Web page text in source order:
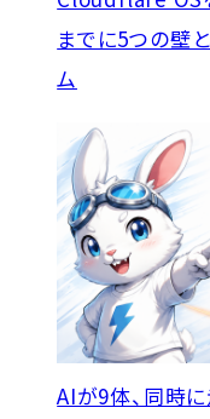
までに5つの壁
ム
AIが9体、同時